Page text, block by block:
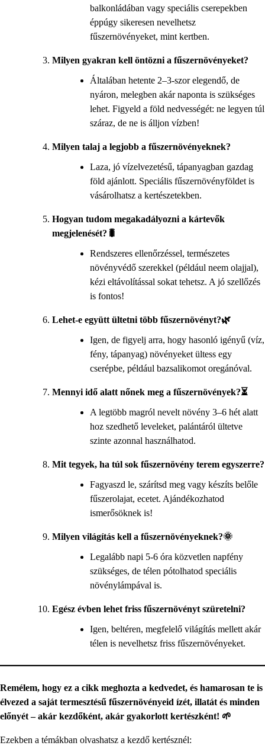
balkonládában vagy speciális cserepekben
éppúgy sikeresen nevelhetsz
fűszernövényeket, mint kertben.
Milyen gyakran kell öntözni a fűszernövényeket?
Általában hetente 2–3-szor elegendő, de
nyáron, melegben akár naponta is szükséges
lehet. Figyeld a föld nedvességét: ne legyen túl
száraz, de ne is álljon vízben!
Milyen talaj a legjobb a fűszernövényeknek?
Laza, jó vízelvezetésű, tápanyagban gazdag
föld ajánlott. Speciális fűszernövényföldet is
vásárolhatsz a kertészetekben.
Hogyan tudom megakadályozni a kártevők
megjelenését?🐛
Rendszeres ellenőrzéssel, természetes
növényvédő szerekkel (például neem olajjal),
kézi eltávolítással sokat tehetsz. A jó szellőzés
is fontos!
Lehet-e együtt ültetni több fűszernövényt?🌿
Igen, de figyelj arra, hogy hasonló igényű (víz,
fény, tápanyag) növényeket ültess egy
cserépbe, például bazsalikomot oregánóval.
Mennyi idő alatt nőnek meg a fűszernövények?⏳
A legtöbb magról nevelt növény 3–6 hét alatt
hoz szedhető leveleket, palántáról ültetve
szinte azonnal használhatod.
Mit tegyek, ha túl sok fűszernövény terem egyszerre?
Fagyaszd le, szárítsd meg vagy készíts belőle
fűszerolajat, ecetet. Ajándékozhatod
ismerősöknek is!
Milyen világítás kell a fűszernövényeknek?🌞
Legalább napi 5-6 óra közvetlen napfény
szükséges, de télen pótolhatod speciális
növénylámpával is.
Egész évben lehet friss fűszernövényt szüretelni?
Igen, beltéren, megfelelő világítás mellett akár
télen is nevelhetsz friss fűszernövényeket.
Remélem, hogy ez a cikk meghozta a kedvedet, és hamarosan te is
élvezed a saját termesztésű fűszernövényeid ízét, illatát és minden
előnyét – akár kezdőként, akár gyakorlott kertészként! 🌱
Ezekben a témákban olvashatsz a kezdő kertésznél: